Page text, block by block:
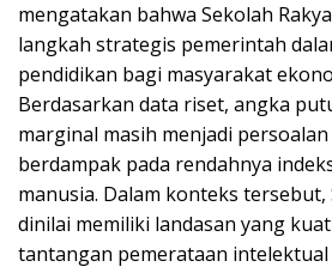
mengatakan bahwa Sekolah
langkah strategis pemerintah
pendidikan bagi masyarakat
Berdasarkan data riset, angka
marginal masih menjadi
berdampak pada rendahnya
manusia. Dalam konteks tersebut,
dinilai memiliki landasan yang
tantangan pemerataan intelektual